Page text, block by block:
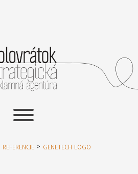
REFERENCIE > GENETECH LOGO